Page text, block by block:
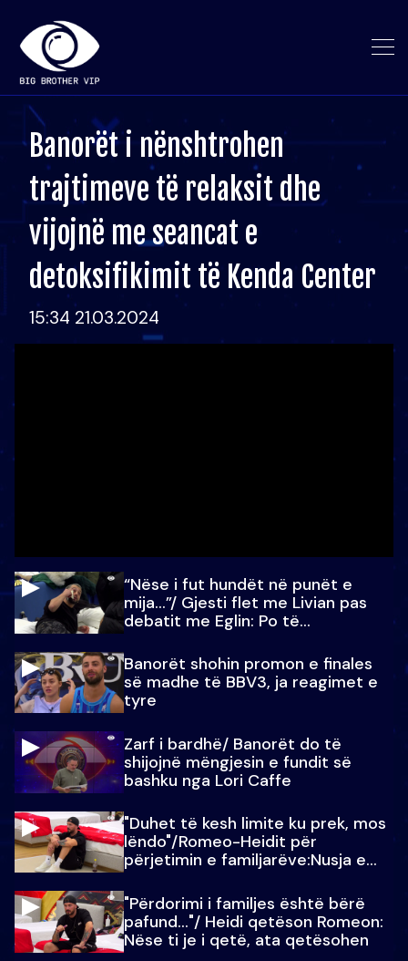
Banorët i nënshtrohen
trajtimeve të relaksit dhe
vijojnë me seancat e
detoksifikimit të Kenda Center
15:34 21.03.2024
“Nëse i fut hundët në punët e
mija…”/ Gjesti flet me Livian pas
debatit me Eglin: Po të
Banorët shohin promon e finales
së madhe të BBV3, ja reagimet e
tyre
Zarf i bardhë/ Banorët do të
shijojnë mëngjesin e fundit së
bashku nga Lori Caffe
"Duhet të kesh limite ku prek, mos
lëndo"/Romeo-Heidit për
përjetimin e familjarëve:Nusja e
"Përdorimi i familjes është bërë
pafund…"/ Heidi qetëson Romeon:
Nëse ti je i qetë, ata qetësohen